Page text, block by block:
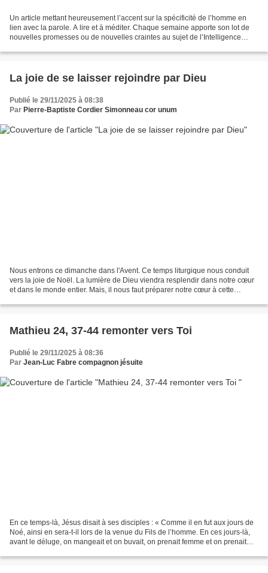
Un article mettant heureusement l’accent sur la spécificité de l’homme en
lien avec la parole. A lire et à méditer. Chaque semaine apporte son lot de
nouvelles promesses ou de nouvelles craintes au sujet de l’Intelligence
La joie de se laisser rejoindre par Dieu
Publié le 29/11/2025 à 08:38
Par Pierre-Baptiste Cordier Simonneau cor unum
Nous entrons ce dimanche dans l'Avent. Ce temps liturgique nous conduit
vers la joie de Noël. La lumière de Dieu viendra resplendir dans notre cœur
et dans le monde entier. Mais, il nous faut préparer notre cœur à cette
Mathieu 24, 37-44 remonter vers Toi
Publié le 29/11/2025 à 08:36
Par Jean-Luc Fabre compagnon jésuite
En ce temps-là, Jésus disait à ses disciples : « Comme il en fut aux jours de
Noé, ainsi en sera-t-il lors de la venue du Fils de l’homme. En ces jours-là,
avant le déluge, on mangeait et on buvait, on prenait femme et on prenait